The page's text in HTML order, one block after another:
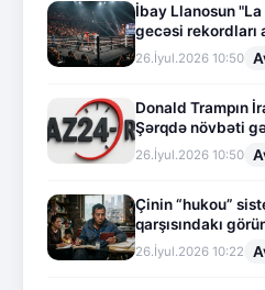
İbay Llanosun
gecəsi rekordları
26.İyul.2026 10:50
Donald Trampın
Şərqdə növbəti
26.İyul.2026 10:50
Çinin “hukou”
qarşısındakı
26.İyul.2026 10:22